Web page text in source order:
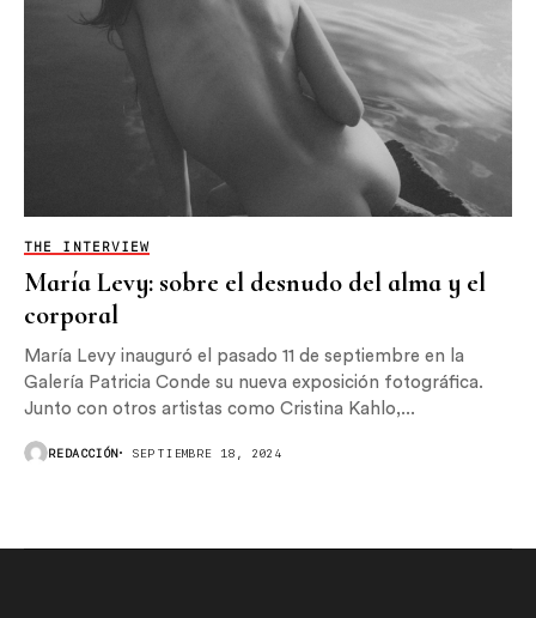
THE INTERVIEW
María Levy: sobre el desnudo del alma y el
corporal
María Levy inauguró el pasado 11 de septiembre en la
Galería Patricia Conde su nueva exposición fotográfica.
Junto con otros artistas como Cristina Kahlo,...
REDACCIÓN SEPTIEMBRE 18, 2024